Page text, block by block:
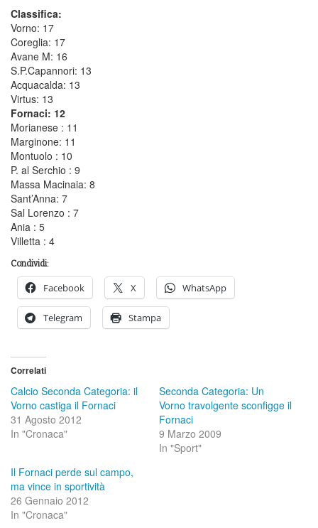
Classifica:
Vorno: 17
Coreglia: 17
Avane M: 16
S.P.Capannori: 13
Acquacalda: 13
Virtus: 13
Fornaci: 12
Morianese : 11
Marginone: 11
Montuolo : 10
P. al Serchio : 9
Massa Macinaia: 8
Sant’Anna: 7
Sal Lorenzo : 7
Ania : 5
Villetta : 4
Condividi:
Facebook X WhatsApp
Telegram Stampa
Correlati
Calcio Seconda Categoria: il
Vorno castiga il Fornaci
31 Agosto 2012
In "Cronaca"
Seconda Categoria: Un
Vorno travolgente sconfigge il
Fornaci
9 Marzo 2009
In "Sport"
Il Fornaci perde sul campo,
ma vince in sportività
26 Gennaio 2012
In "Cronaca"